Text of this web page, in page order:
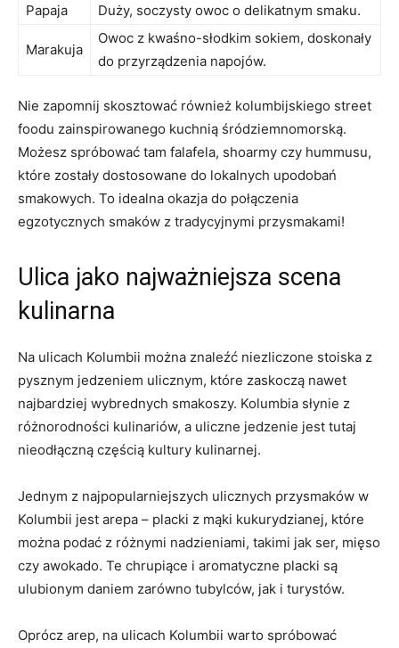
Papaja
Duży, soczysty owoc‌ o ⁣delikatnym smaku.
Marakuja
Owoc ⁢z kwaśno-słodkim ⁤sokiem, doskonały
do przyrządzenia ‌napojów.
Nie ⁤zapomnij skosztować również kolumbijskiego street
foodu zainspirowanego kuchnią śródziemnomorską.
Możesz spróbować tam falafela, shoarmy czy hummusu,
które zostały dostosowane do lokalnych upodobań
smakowych.⁤ To idealna okazja ‌do połączenia
egzotycznych smaków ⁢z tradycyjnymi przysmakami!
Ulica jako najważniejsza scena
kulinarna
Na ulicach Kolumbii można znaleźć niezliczone stoiska z
pysznym jedzeniem ulicznym, ⁣które zaskoczą nawet
najbardziej wybrednych smakoszy. Kolumbia słynie z
różnorodności kulinariów, a uliczne jedzenie jest tutaj ​
nieodłączną częścią kultury kulinarnej.
Jednym z ⁢najpopularniejszych ulicznych przysmaków w
Kolumbii jest arepa – placki z mąki​ kukurydzianej, które
można podać ⁢z‌ różnymi nadzieniami, takimi⁢ jak ser, ‍mięso
czy ⁣awokado. Te chrupiące i aromatyczne placki są
⁢ulubionym daniem zarówno tubylców, jak i turystów.
Oprócz arep, na ulicach Kolumbii warto spróbować